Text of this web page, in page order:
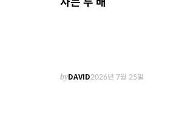
byDAVID2026년 7월 25일